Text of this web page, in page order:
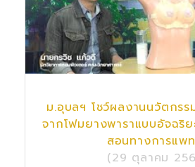
ม.อุบลฯ โชว์ผลงานนวัตกรร
จากโฟมยางพาราแบบอัจฉริ
สอนทางการแพ
(29 ตุลาคม